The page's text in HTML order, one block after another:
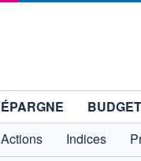
ÉPARGNE BUDGET
Actions Indices